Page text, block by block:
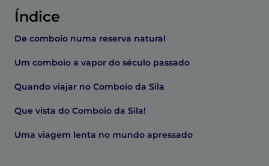
Índice
De comboio numa reserva natural
Um comboio a vapor do século passado
Quando viajar no Comboio da Sila
Que vista do Comboio da Sila!
Uma viagem lenta no mundo apressado